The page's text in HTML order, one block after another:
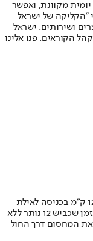
מקוונת, ואפשר
"הקליקה של ישראל
ושירותים. ישראל
הקוראים. פנו אלינו
כעס רב בקרב תושבים שנתקעו שעות בפקקים בזמן שכביש 12 נותר ללא
את המחסום דרך החול